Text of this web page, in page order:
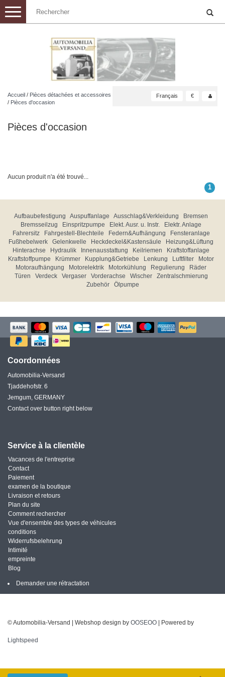
Toggle
navigation
Accueil / Pièces détachées et accessoires
/ Pièces d'occasion
Français €
Pièces d'occasion
Aucun produit n'a été trouvé...
1
Aufbaubefestigung Auspuffanlage Ausschlag&Verkleidung
Bremsen
Bremsseilzug
Einspritzpumpe Elekt. Ausr. u. Instr.
Elektr. Anlage
Fahrersitz
Fahrgestell-Blechteile Federn&Aufhängung
Fensteranlage
Fußhebelwerk
Gelenkwelle Heckdeckel&Kastensäule
Heizung&Lüftung
Hinterachse
Hydraulik Innenausstattung Keilriemen
Kraftstoffanlage
Kraftstoffpumpe
Krümmer Kupplung&Getriebe Lenkung Luftfilter
Motor
Motoraufhängung
Motorelektrik Motorkühlung Regulierung
Räder
Türen
Verdeck Vergaser Vorderachse Wischer
Zentralschmierung
Zubehör
Ölpumpe
Coordonnées
Automobilia-Versand
Tjaddehofstr. 6
Jemgum, GERMANY
Contact over button right below
Service à la clientèle
Vacances de l'entreprise
Contact
Paiement
examen de la boutique
Livraison et retours
Plan du site
Comment rechercher
Vue d'ensemble des types de véhicules
conditions
Widerrufsbelehrung
Intimité
empreinte
Blog
Demander une rétractation
© Automobilia-Versand | Webshop design by OOSEOO | Powered by
Lightspeed